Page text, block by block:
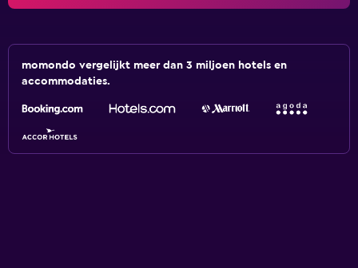
momondo vergelijkt meer dan 3 miljoen hotels en
accommodaties.